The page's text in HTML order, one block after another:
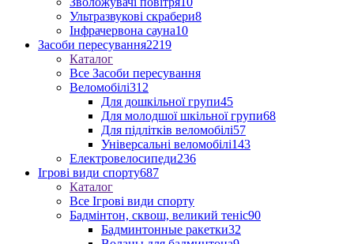
Ультразвукові скрабери8
Інфрачервона сауна10
Засоби пересування2219
Каталог
Все Засоби пересування
Веломобілі312
Для дошкільної групи45
Для молодшої шкільної групи68
Для підлітків веломобілі57
Універсальні веломобілі143
Електровелосипеди236
Ігрові види спорту687
Каталог
Все Ігрові види спорту
Бадмінтон, сквош, великий теніс90
Бадминтонные ракетки32